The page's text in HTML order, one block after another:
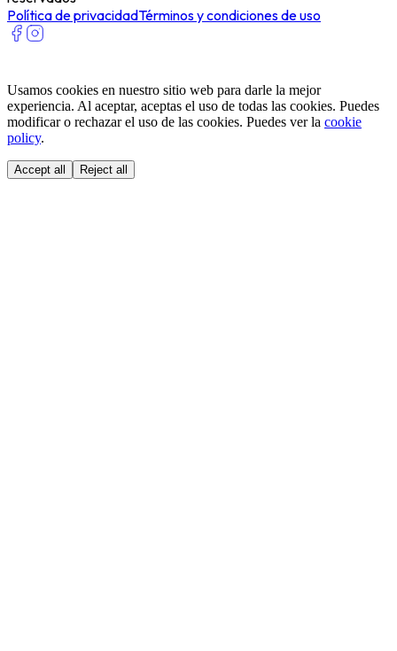
Política de privacidadTérminos y condiciones de uso
Usamos cookies en nuestro sitio web para darle la mejor
experiencia. Al aceptar, aceptas el uso de todas las cookies. Puedes
modificar o rechazar el uso de las cookies. Puedes ver la cookie
policy.
Accept all Reject all